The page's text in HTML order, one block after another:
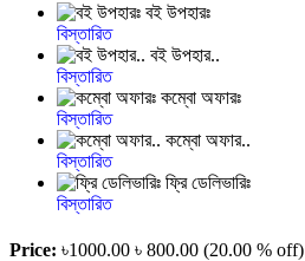
বই উপহারঃ
বিস্তারিত
বই উপহার..
বিস্তারিত
কম্বো অফারঃ
বিস্তারিত
কম্বো অফার..
বিস্তারিত
ফ্রি ডেলিভারিঃ
বিস্তারিত
Price: ৳1000.00 ৳ 800.00 (20.00 % off)